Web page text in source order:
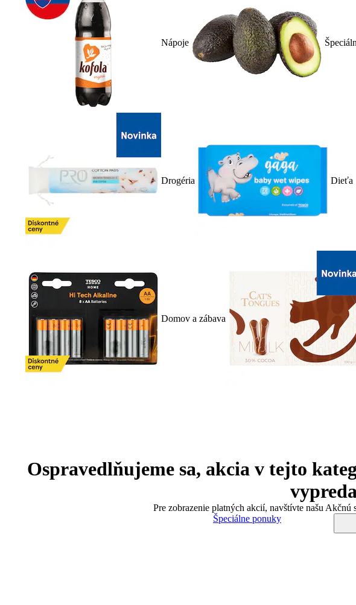
Nápoje
Drogéria Dieťa
Domov a zábava
Ospravedlňujeme sa, akcia v tejto
Pre zobrazenie platných akcií, navštívte našu
Špeciálne ponuky